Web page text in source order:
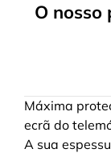
O
Máxima
ecrã do
A sua